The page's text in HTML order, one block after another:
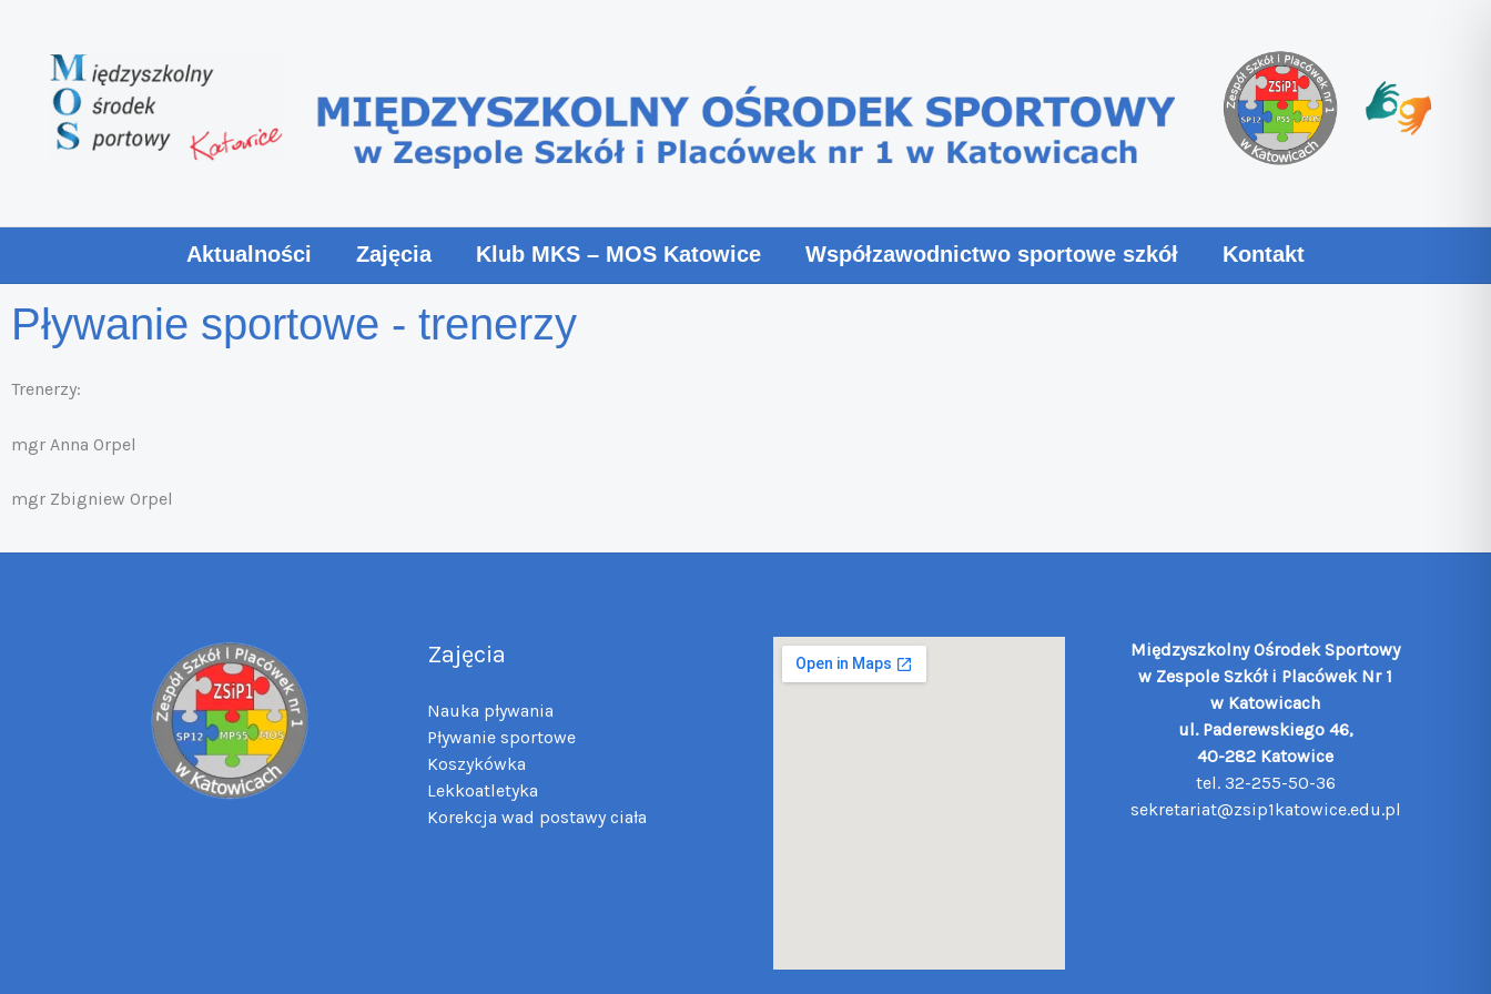
Aktualności Zajęcia Klub MKS – MOS Katowice Współzawodnictwo sportowe szkół Kontakt
Pływanie sportowe - trenerzy
Trenerzy:
mgr Anna Orpel
mgr Zbigniew Orpel
Zajęcia
Nauka pływania
Pływanie sportowe
Koszykówka
Lekkoatletyka
Korekcja wad postawy ciała
Międzyszkolny Ośrodek Sportowy
w Zespole Szkół i Placówek Nr 1
w Katowicach
ul. Paderewskiego 46,
40-282 Katowice
tel. 32-255-50-36
sekretariat@zsip1katowice.edu.pl